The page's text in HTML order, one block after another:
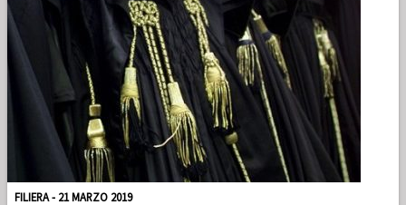
FILIERA - 21 MARZO 2019